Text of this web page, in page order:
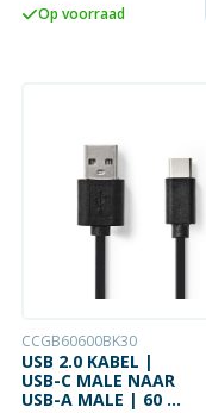
Op voorraad
CCGB60600BK30
USB 2.0 KABEL |
USB-C MALE NAAR
USB-A MALE | 60 W